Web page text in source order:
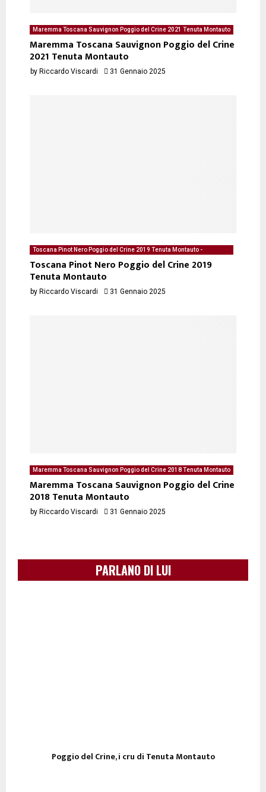
Maremma Toscana Sauvignon Poggio del Crine 2021 Tenuta Montauto
Maremma Toscana Sauvignon Poggio del Crine
2021 Tenuta Montauto
by Riccardo Viscardi 31 Gennaio 2025
Toscana Pinot Nero Poggio del Crine 2019 Tenuta Montauto -
Toscana Pinot Nero Poggio del Crine 2019
Tenuta Montauto
by Riccardo Viscardi 31 Gennaio 2025
Maremma Toscana Sauvignon Poggio del Crine 2018 Tenuta Montauto
Maremma Toscana Sauvignon Poggio del Crine
2018 Tenuta Montauto
by Riccardo Viscardi 31 Gennaio 2025
PARLANO DI LUI
Poggio del Crine, i cru di Tenuta Montauto